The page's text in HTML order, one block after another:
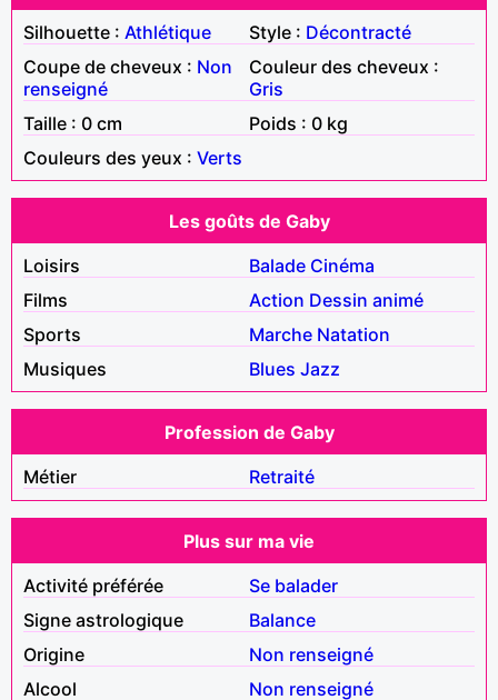
Silhouette : Athlétique Style : Décontracté
Coupe de cheveux : Non
renseigné
Couleur des cheveux :
Gris
Taille : 0 cm
Poids : 0 kg
Couleurs des yeux : Verts
Les goûts de Gaby
Loisirs
Balade Cinéma
Films
Action Dessin animé
Sports
Marche Natation
Musiques
Blues Jazz
Profession de Gaby
Métier
Retraité
Plus sur ma vie
Activité préférée
Se balader
Signe astrologique
Balance
Origine
Non renseigné
Alcool
Non renseigné